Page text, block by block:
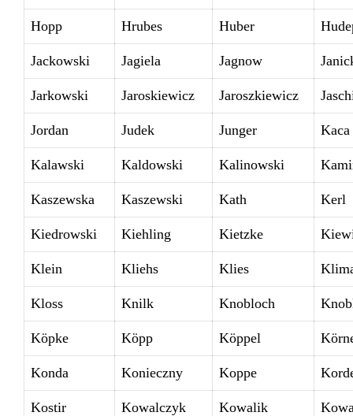
Hopp Hrubes Huber
Jackowski Jagiela Jagnow
Jarkowski Jaroskiewicz Jaroszkiewicz
Jordan Judek Junger Kaca
Kalawski Kaldowski Kalinowski
Kaszewska Kaszewski Kath Kerl
Kiedrowski Kiehling Kietzke
Klein Kliehs Klies
Kloss Knilk Knobloch
Köpke Köpp Köppel
Konda Konieczny Koppe
Kostir Kowalczyk Kowalik